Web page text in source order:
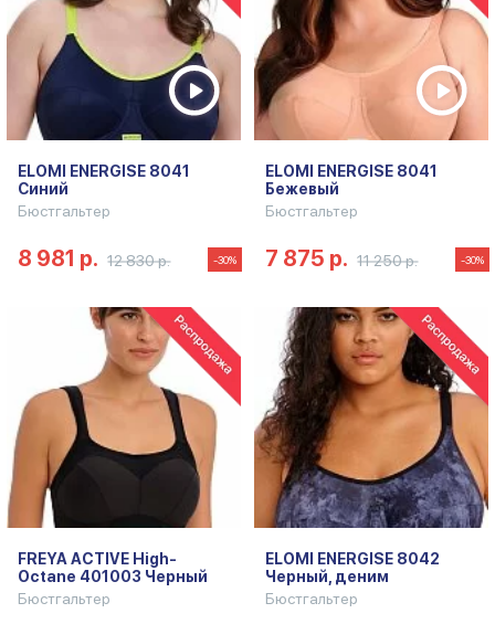
ELOMI ENERGISE 8041
Синий
Бюстгальтер
8 981 р. 12 830 р. -30%
ELOMI ENERGISE 8041
Бежевый
Бюстгальтер
7 875 р. 11 250 р. -30%
FREYA ACTIVE High-
Octane 401003 Черный
Бюстгальтер
ELOMI ENERGISE 8042
Черный, деним
Бюстгальтер